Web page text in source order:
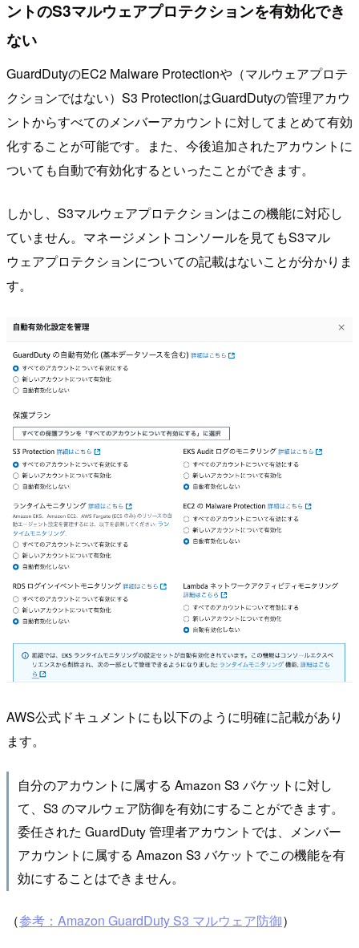
ントのS3マルウェアプロテクションを有効化でき
ない
GuardDutyのEC2 Malware Protectionや（マルウェアプロテ
クションではない）S3 ProtectionはGuardDutyの管理アカウ
ントからすべてのメンバーアカウントに対してまとめて有効
化することが可能です。また、今後追加されたアカウントに
ついても自動で有効化するといったことができます。
しかし、S3マルウェアプロテクションはこの機能に対応し
ていません。マネージメントコンソールを見てもS3マル
ウェアプロテクションについての記載はないことが分かりま
す。
AWS公式ドキュメントにも以下のように明確に記載があり
ます。
自分のアカウントに属する Amazon S3 バケットに対し
て、S3 のマルウェア防御を有効にすることができます。
委任された GuardDuty 管理者アカウントでは、メンバー
アカウントに属する Amazon S3 バケットでこの機能を有
効にすることはできません。
（参考：Amazon GuardDuty S3 マルウェア防御）